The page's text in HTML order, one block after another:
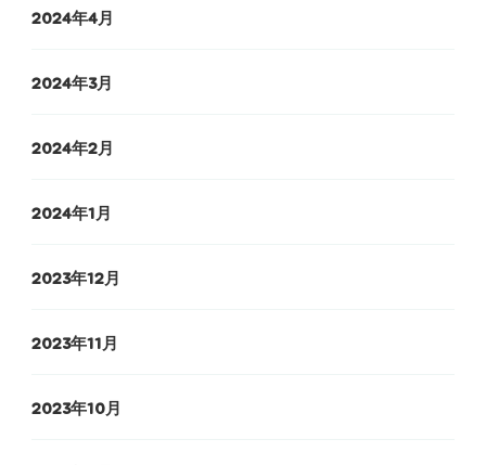
2024年4月
2024年3月
2024年2月
2024年1月
2023年12月
2023年11月
2023年10月